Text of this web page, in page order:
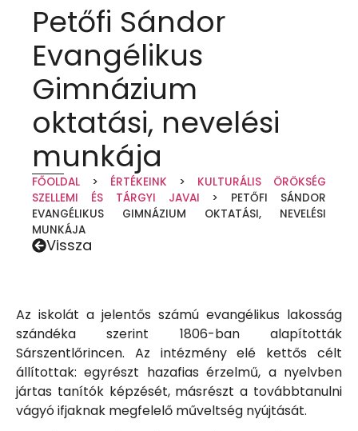
Petőfi Sándor
Evangélikus
Gimnázium
oktatási, nevelési
munkája
FŐOLDAL > ÉRTÉKEINK > KULTURÁLIS ÖRÖKSÉG
SZELLEMI ÉS TÁRGYI JAVAI > PETŐFI SÁNDOR
EVANGÉLIKUS GIMNÁZIUM OKTATÁSI, NEVELÉSI
MUNKÁJA
Vissza
Az iskolát a jelentős számú evangélikus lakosság
szándéka szerint 1806-ban alapították
Sárszentlőrincen. Az intézmény elé kettős célt
állítottak: egyrészt hazafias érzelmű, a nyelvben
jártas tanítók képzését, másrészt a továbbtanulni
vágyó ifjaknak megfelelő műveltség nyújtását.